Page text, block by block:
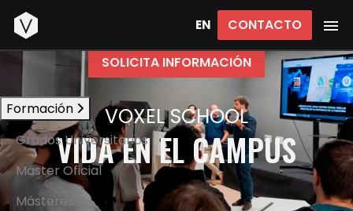
EN CONTACTO
Inicio
SOLICITA INFORMACIÓN
Formación
Grados Universitarios
Máster Oficial
Másteres
VOXEL SCHOOL
VIDA EN EL CAMPUS